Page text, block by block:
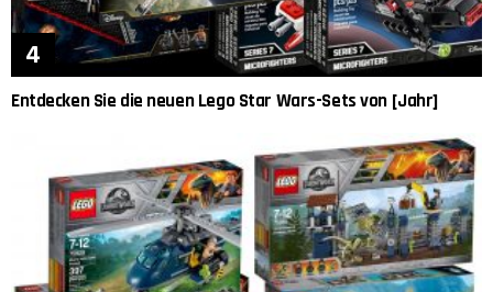
Entdecken Sie die neuen Lego Star Wars-Sets von [Jahr]